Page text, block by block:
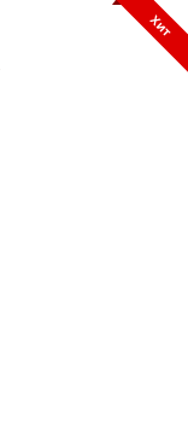
Хит